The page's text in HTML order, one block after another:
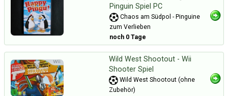
Pinguin Spiel PC
Chaos am Südpol - Pinguine
zum Verlieben
noch 0 Tage
Wild West Shootout - Wii
Shooter Spiel
Wild West Shootout (ohne
Zubehör)